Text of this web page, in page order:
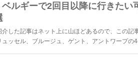
ルギーで2回目以降に行きたい
した記事はネット上に山ほどあるので、この記
ッセル、ブルージュ、ゲント、アントワープの4